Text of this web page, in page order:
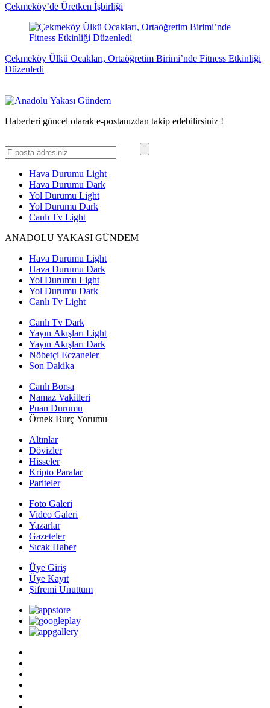
Çekmeköy’de Üretken İşbirliği
Çekmeköy Ülkü Ocakları, Ortaöğretim Birimi’nde Fitness Etkinliği
Düzenledi
Haberleri güncel olarak e-postanızdan takip edebilirsiniz !
Hava Durumu Light
Hava Durumu Dark
Yol Durumu Light
Yol Durumu Dark
Canlı Tv Light
ANADOLU YAKASI GÜNDEM
Hava Durumu Light
Hava Durumu Dark
Yol Durumu Light
Yol Durumu Dark
Canlı Tv Light
Canlı Tv Dark
Yayın Akışları Light
Yayın Akışları Dark
Nöbetçi Eczaneler
Son Dakika
Canlı Borsa
Namaz Vakitleri
Puan Durumu
Örnek Burç Yorumu
Altınlar
Dövizler
Hisseler
Kripto Paralar
Pariteler
Foto Galeri
Video Galeri
Yazarlar
Gazeteler
Sıcak Haber
Üye Giriş
Üye Kayıt
Şifremi Unuttum